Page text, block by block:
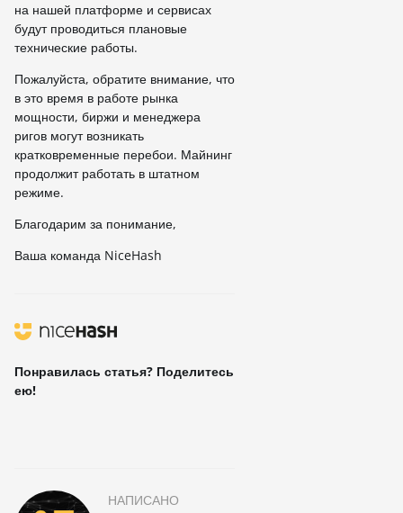
на нашей платформе и сервисах
будут проводиться плановые
технические работы.
Пожалуйста, обратите внимание, что
в это время в работе рынка
мощности, биржи и менеджера
ригов могут возникать
кратковременные перебои. Майнинг
продолжит работать в штатном
режиме.
Благодарим за понимание,
Ваша команда NiceHash
Понравилась статья? Поделитесь
ею!
НАПИСАНО